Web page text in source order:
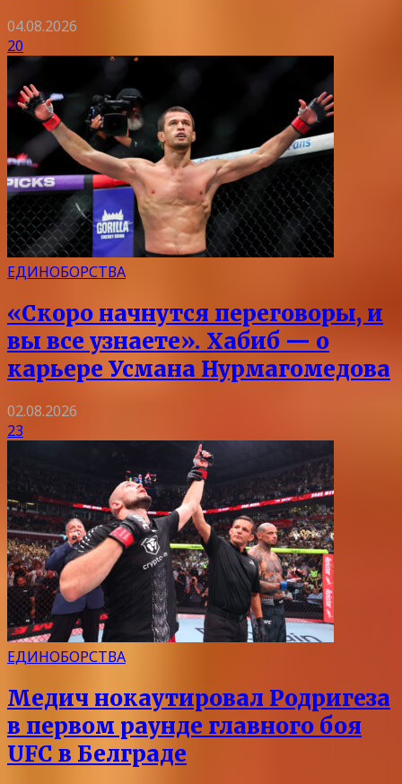
04.08.2026
20
ЕДИНОБОРСТВА
«Скоро начнутся переговоры, и
вы все узнаете». Хабиб — о
карьере Усмана Нурмагомедова
02.08.2026
23
ЕДИНОБОРСТВА
Медич нокаутировал Родригеза
в первом раунде главного боя
UFC в Белграде